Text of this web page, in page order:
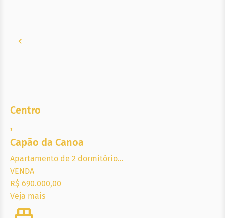
Centro
,
Capão da Canoa
Apartamento de 2 dormitório...
VENDA
R$ 690.000,00
Veja mais